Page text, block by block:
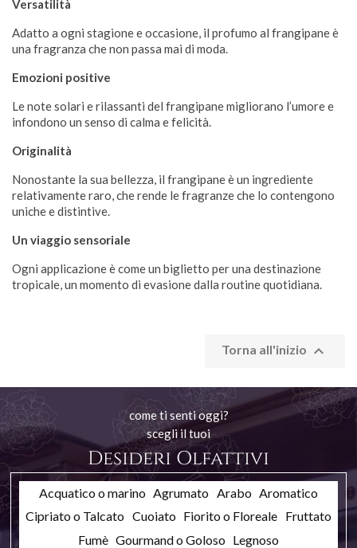
Versatilità
Adatto a ogni stagione e occasione, il profumo al frangipane è
una fragranza che non passa mai di moda.
Emozioni positive
Le note solari e rilassanti del frangipane migliorano l’umore e
infondono un senso di calma e felicità.
Originalità
Nonostante la sua bellezza, il frangipane è un ingrediente
relativamente raro, che rende le fragranze che lo contengono
uniche e distintive.
Un viaggio sensoriale
Ogni applicazione è come un biglietto per una destinazione
tropicale, un momento di evasione dalla routine quotidiana.
Torna all'inizio 
come ti senti oggi?
scegli il tuoi
Desideri Olfattivi
Acquatico o marino Agrumato Arabo Aromatico
Cipriato o Talcato Cuoiato Fiorito o Floreale Fruttato
Fumè Gourmand o Goloso Legnoso